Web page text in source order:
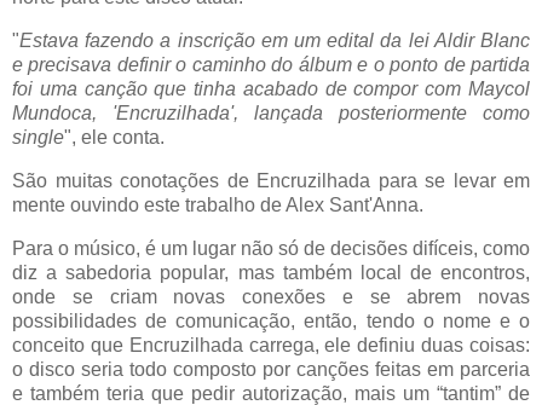
"Estava fazendo a inscrição em um edital da lei Aldir Blanc
e precisava definir o caminho do álbum e o ponto de partida
foi uma canção que tinha acabado de compor com Maycol
Mundoca, 'Encruzilhada', lançada posteriormente como
single", ele conta.
São muitas conotações de Encruzilhada para se levar em
mente ouvindo este trabalho de Alex Sant'Anna.
Para o músico, é um lugar não só de decisões difíceis, como
diz a sabedoria popular, mas também local de encontros,
onde se criam novas conexões e se abrem novas
possibilidades de comunicação, então, tendo o nome e o
conceito que Encruzilhada carrega, ele definiu duas coisas:
o disco seria todo composto por canções feitas em parceria
e também teria que pedir autorização, mais um “tantim” de